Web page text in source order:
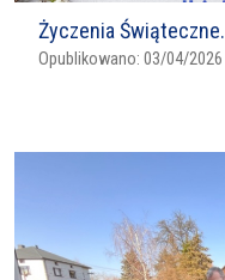
Życzenia Świąteczne.
Opublikowano: 03/04/2026